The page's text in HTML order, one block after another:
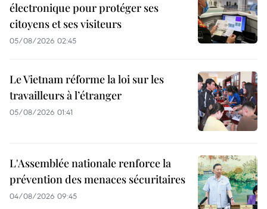
électronique pour protéger ses
citoyens et ses visiteurs
05/08/2026 02:45
Le Vietnam réforme la loi sur les
travailleurs à l’étranger
05/08/2026 01:41
L'Assemblée nationale renforce la
prévention des menaces sécuritaires
04/08/2026 09:45